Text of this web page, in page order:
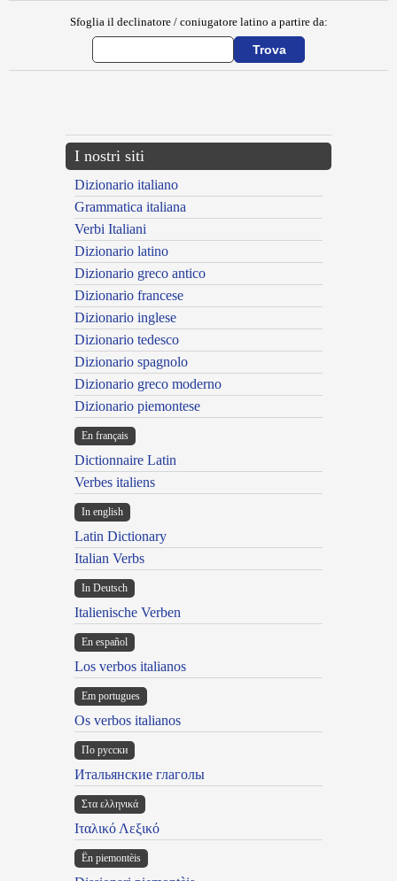
Sfoglia il declinatore / coniugatore latino a partire da:
I nostri siti
Dizionario italiano
Grammatica italiana
Verbi Italiani
Dizionario latino
Dizionario greco antico
Dizionario francese
Dizionario inglese
Dizionario tedesco
Dizionario spagnolo
Dizionario greco moderno
Dizionario piemontese
En français
Dictionnaire Latin
Verbes italiens
In english
Latin Dictionary
Italian Verbs
In Deutsch
Italienische Verben
En español
Los verbos italianos
Em portugues
Os verbos italianos
По русски
Итальянские глаголы
Στα ελληνικά
Ιταλικό Λεξικό
Ën piemontèis